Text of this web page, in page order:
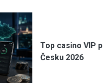
Top casino VIP
Česku 2026